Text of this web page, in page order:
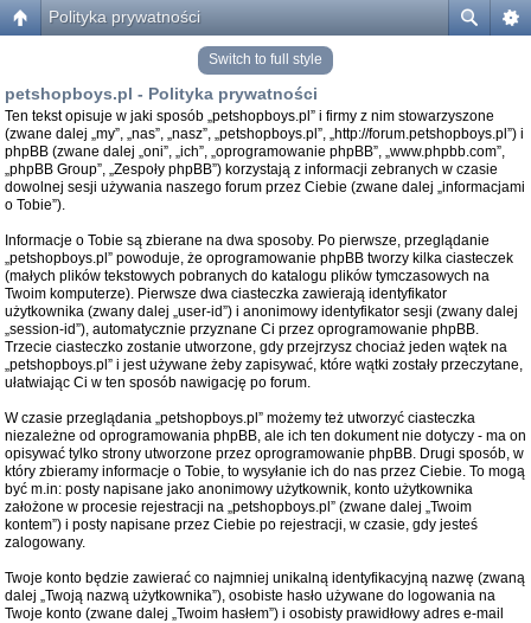
Polityka prywatności
Switch to full style
petshopboys.pl - Polityka prywatności
Ten tekst opisuje w jaki sposób „petshopboys.pl” i firmy z nim stowarzyszone
(zwane dalej „my”, „nas”, „nasz”, „petshopboys.pl”, „http://forum.petshopboys.pl”) i
phpBB (zwane dalej „oni”, „ich”, „oprogramowanie phpBB”, „www.phpbb.com”,
„phpBB Group”, „Zespoły phpBB”) korzystają z informacji zebranych w czasie
dowolnej sesji używania naszego forum przez Ciebie (zwane dalej „informacjami
o Tobie”).
Informacje o Tobie są zbierane na dwa sposoby. Po pierwsze, przeglądanie
„petshopboys.pl” powoduje, że oprogramowanie phpBB tworzy kilka ciasteczek
(małych plików tekstowych pobranych do katalogu plików tymczasowych na
Twoim komputerze). Pierwsze dwa ciasteczka zawierają identyfikator
użytkownika (zwany dalej „user-id”) i anonimowy identyfikator sesji (zwany dalej
„session-id”), automatycznie przyznane Ci przez oprogramowanie phpBB.
Trzecie ciasteczko zostanie utworzone, gdy przejrzysz chociaż jeden wątek na
„petshopboys.pl” i jest używane żeby zapisywać, które wątki zostały przeczytane,
ułatwiając Ci w ten sposób nawigację po forum.
W czasie przeglądania „petshopboys.pl” możemy też utworzyć ciasteczka
niezależne od oprogramowania phpBB, ale ich ten dokument nie dotyczy - ma on
opisywać tylko strony utworzone przez oprogramowanie phpBB. Drugi sposób, w
który zbieramy informacje o Tobie, to wysyłanie ich do nas przez Ciebie. To mogą
być m.in: posty napisane jako anonimowy użytkownik, konto użytkownika
założone w procesie rejestracji na „petshopboys.pl” (zwane dalej „Twoim
kontem”) i posty napisane przez Ciebie po rejestracji, w czasie, gdy jesteś
zalogowany.
Twoje konto będzie zawierać co najmniej unikalną identyfikacyjną nazwę (zwaną
dalej „Twoją nazwą użytkownika”), osobiste hasło używane do logowania na
Twoje konto (zwane dalej „Twoim hasłem”) i osobisty prawidłowy adres e-mail